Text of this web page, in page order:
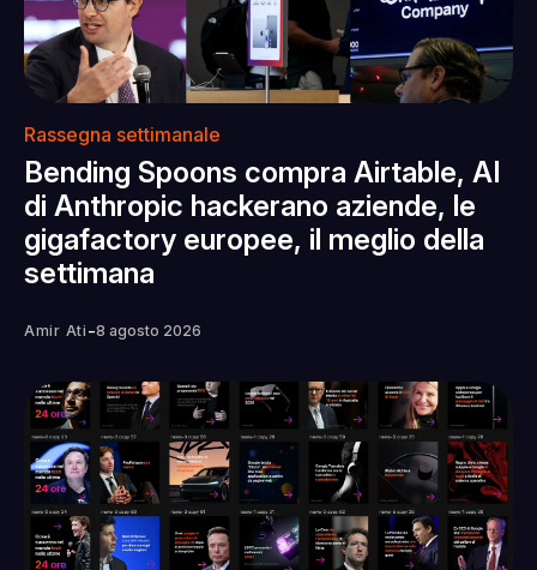
Rassegna settimanale
Bending Spoons compra Airtable, AI
di Anthropic hackerano aziende, le
gigafactory europee, il meglio della
settimana
Amir Ati -8 agosto 2026